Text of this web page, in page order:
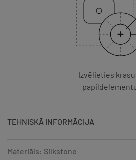
Izvēlieties krāsu
TEHNISKĀ INFORMĀCIJA
Materiāls: Silkstone